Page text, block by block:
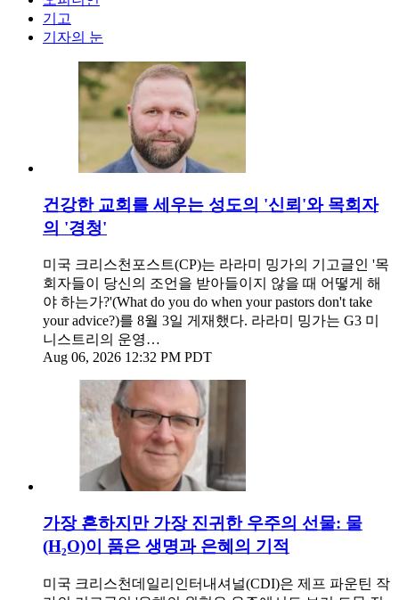
기고
기자의 눈
건강한 교회를 세우는 성도의 '신뢰'와 목회자
의 '경청'
미국 크리스천포스트(CP)는 라라미 밍가의 기고글인 '목
회자들이 당신의 조언을 받아들이지 않을 때 어떻게 해
야 하는가?'(What do you do when your pastors don't take
your advice?)를 8월 3일 게재했다. 라라미 밍가는 G3 미
니스트리의 운영…
Aug 06, 2026 12:32 PM PDT
가장 흔하지만 가장 진귀한 우주의 선물: 물
(H₂O)이 품은 생명과 은혜의 기적
미국 크리스천데일리인터내셔널(CDI)은 제프 파운틴 작